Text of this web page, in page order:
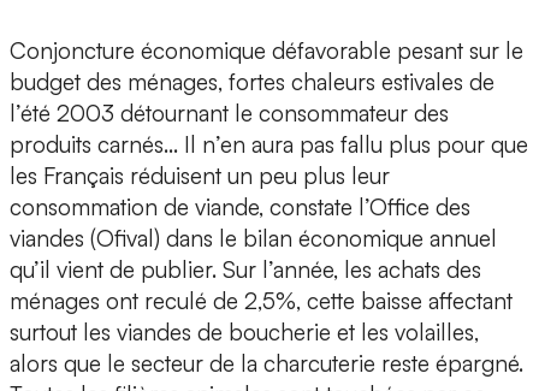
Conjoncture économique défavorable pesant sur le
budget des ménages, fortes chaleurs estivales de
l’été 2003 détournant le consommateur des
produits carnés... Il n’en aura pas fallu plus pour que
les Français réduisent un peu plus leur
consommation de viande, constate l’Office des
viandes (Ofival) dans le bilan économique annuel
qu’il vient de publier. Sur l’année, les achats des
ménages ont reculé de 2,5%, cette baisse affectant
surtout les viandes de boucherie et les volailles,
alors que le secteur de la charcuterie reste épargné.